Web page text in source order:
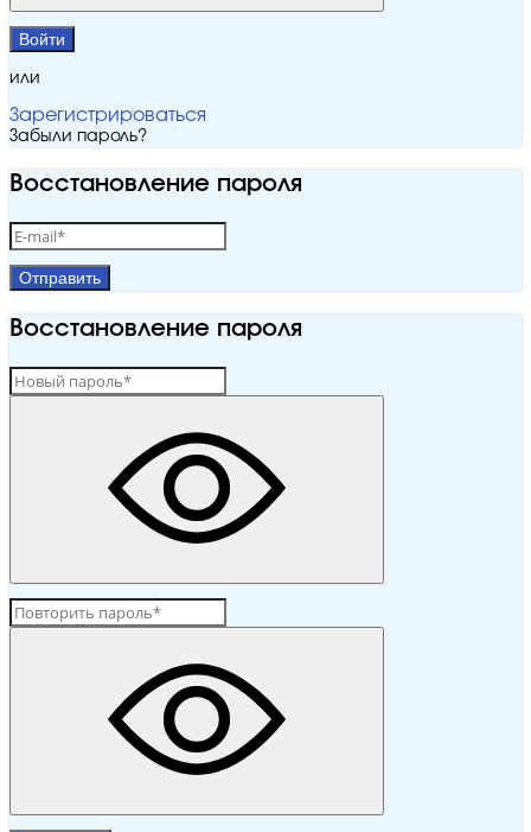
Войти
или
Зарегистрироваться
Забыли пароль?
Восстановление пароля
Отправить
Восстановление пароля